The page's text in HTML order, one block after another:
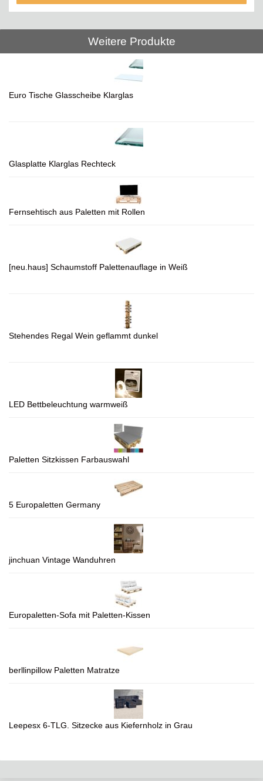
Weitere Produkte
Euro Tische Glasscheibe Klarglas
Glasplatte Klarglas Rechteck
Fernsehtisch aus Paletten mit Rollen
[neu.haus] Schaumstoff Palettenauflage in Weiß
Stehendes Regal Wein geflammt dunkel
LED Bettbeleuchtung warmweiß
Paletten Sitzkissen Farbauswahl
5 Europaletten Germany
jinchuan Vintage Wanduhren
Europaletten-Sofa mit Paletten-Kissen
berllinpillow Paletten Matratze
Leepesx 6-TLG. Sitzecke aus Kiefernholz in Grau